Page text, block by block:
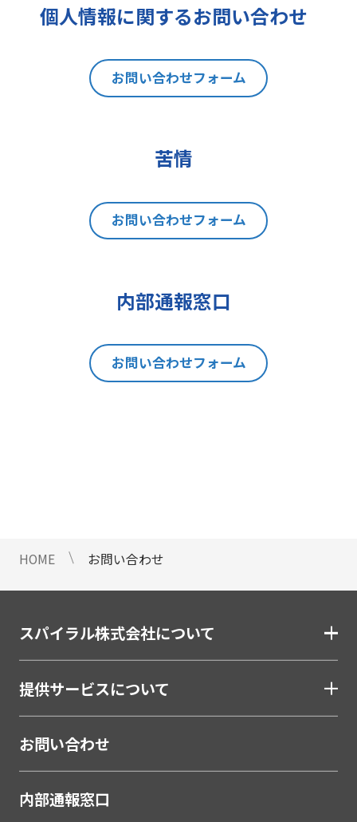
ご提出頂く個人情報について、開示
利を有します。
(1)取扱いの制限を要求する権利
(4)同意を撤回する権利
(5)GDPRの監督機関に不服を申し立
8 個人情報提出の任意性及び当該
情報を与えなかった場合に本人に生
にあたり、貴方の同意を得た場合に
す。但し、貴方の同意が頂けない場
合は、お問い合わせの回答、当社の
製品・サービスのご案内や当社が独
当社は、ご提出頂く個人情報につい
定を行いません。
10 当社Web サイトでのクッキー
（Cookie）の使用について
お客様がブラウザの設定でクッキー
の送受信を許可している場合、当社
Webサイトでクッキーまたは同種の
技術（Webビーコンなど）を使用し
て、お客様による当社Webサイトの
利用状況等のデータ（以下、「閲覧
個人情報に関するお問い合わせ
お問い合わせフォーム
苦情
お問い合わせフォーム
内部通報窓口
お問い合わせフォーム
HOME お問い合わせ
スパイラル株式会社について
提供サービスについて
お問い合わせ
内部通報窓口